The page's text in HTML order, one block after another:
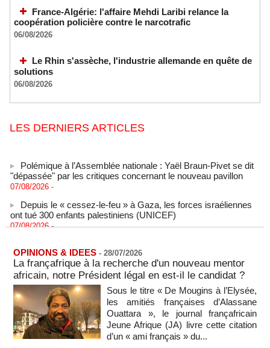
France-Algérie: l'affaire Mehdi Laribi relance la
coopération policière contre le narcotrafic
06/08/2026
Le Rhin s'assèche, l'industrie allemande en quête de
solutions
06/08/2026
LES DERNIERS ARTICLES
"dépassée" par les critiques concernant le nouveau pavillon
07/08/2026 -
ont tué 300 enfants palestiniens (UNICEF)
07/08/2026 -
07/08/2026 -
Bénin: Patrice Talon élu président du Sénat, moins de trois
mois après son départ du pouvoir
07/08/2026 -
Mali-Algérie : le PM Maïga affirme qu’il n’y a « aucune
rupture diplomatique » entre les 2 pays
07/08/2026 -
OPINIONS & IDEES - 28/07/2026
La françafrique à la recherche d'un nouveau mentor
africain, notre Président légal en est-il le candidat ?
Sous le titre « De Mougins à l’Elysée,
les amitiés françaises d’Alassane
Ouattara », le journal françafricain
Jeune Afrique (JA) livre cette citation
d’un « ami français » du...